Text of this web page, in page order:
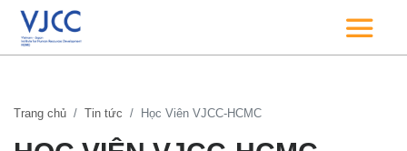
Trang chủ Tin tức Học Viên VJCC-HCMC